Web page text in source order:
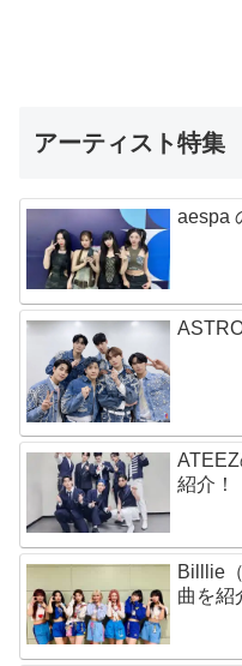
アーティスト特集
aespa
紹介！
Billlie
曲を紹